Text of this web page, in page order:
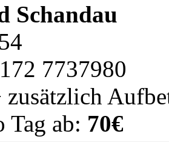
Schandau
7737980
zusätzlich
Tag ab: 70€